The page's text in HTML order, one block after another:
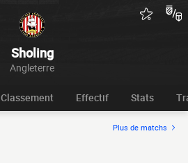
Sholing
Angleterre
Classement Effectif Stats
Plus de matchs